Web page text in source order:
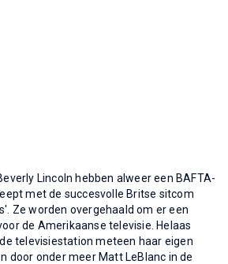
Lincoln hebben alweer een BAFTA-
met de succesvolle Britse sitcom
Ze worden overgehaald om er een
de Amerikaanse televisie. Helaas
televisiestation meteen haar eigen
door onder meer Matt LeBlanc in de